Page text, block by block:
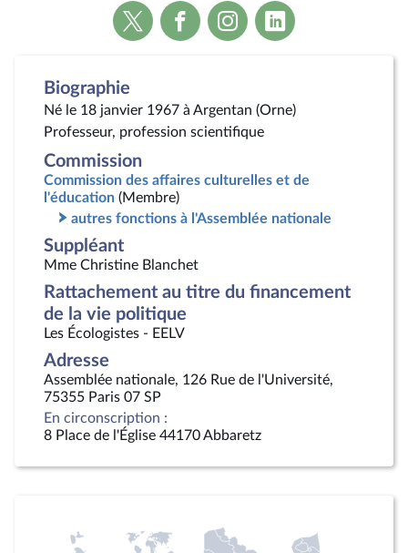
Voir
la
Voir
la
Voir
la
Voir
la
Biographie
Né le 18 janvier 1967 à Argentan (Orne)
Professeur, profession scientifique
Commission
Commission des affaires culturelles et de
l'éducation (Membre)
autres fonctions à l'Assemblée nationale
Suppléant
Mme Christine Blanchet
Rattachement au titre du financement
de la vie politique
Les Écologistes - EELV
Adresse
Assemblée nationale, 126 Rue de l'Université,
75355 Paris 07 SP
En circonscription :
8 Place de l'Église 44170 Abbaretz